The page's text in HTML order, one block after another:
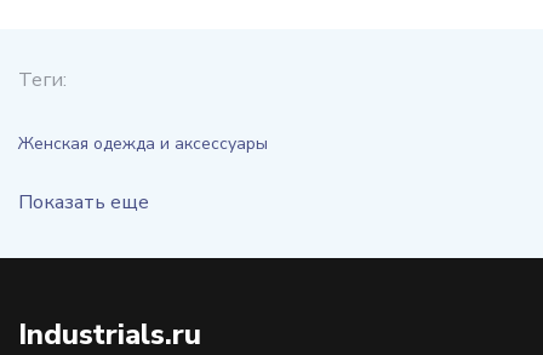
Теги:
Женская одежда и аксессуары
Показать еще
Industrials.ru